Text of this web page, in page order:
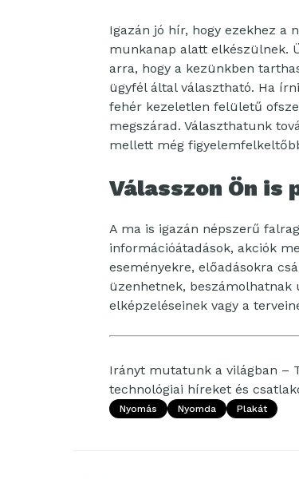
Igazán jó hír, hogy ezekhez a
munkanap alatt elkészülnek.
arra, hogy a kezünkben
ügyfél által választható. Ha
fehér kezeletlen felületű
megszárad. Választhatunk
mellett még
Válasszon Ön
A ma is igazán népszerű
információátadások, akciók
eseményekre, előadásokra
üzenhetnek, beszámolhatnak
elképzeléseinek vagy a
Irányt mutatunk a világban –
technológiai híreket és
Nyomás Nyomda Plakát